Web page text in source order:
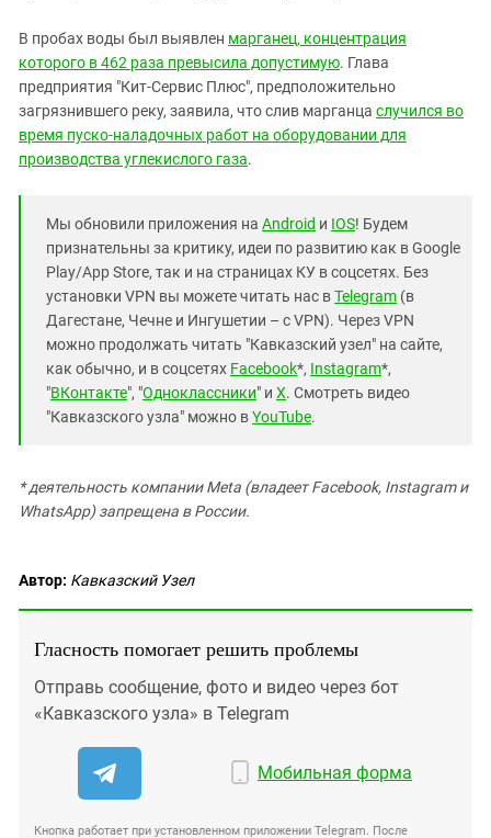
В пробах воды был выявлен марганец, концентрация
которого в 462 раза превысила допустимую. Глава
предприятия "Кит-Сервис Плюс", предположительно
загрязнившего реку, заявила, что слив марганца случился во
время пуско-наладочных работ на оборудовании для
производства углекислого газа.
Мы обновили приложения на Android и IOS! Будем
признательны за критику, идеи по развитию как в Google
Play/App Store, так и на страницах КУ в соцсетях. Без
установки VPN вы можете читать нас вTelegram (в
Дагестане, Чечне и Ингушетии – с VPN). Через VPN
можно продолжать читать "Кавказский узел" на сайте,
как обычно, и в соцсетях Facebook*, Instagram*,
"ВКонтакте", "Одноклассники" и X. Смотреть видео
"Кавказского узла" можно вYouTube.
* деятельность компании Meta (владеет Facebook, Instagram и
WhatsApp) запрещена в России.
Автор: Кавказский Узел
Гласность помогает решить проблемы
Отправь сообщение, фото и видео через бот
«Кавказского узла» в Telegram
Мобильная форма
Кнопка работает при установленном приложении Telegram. После